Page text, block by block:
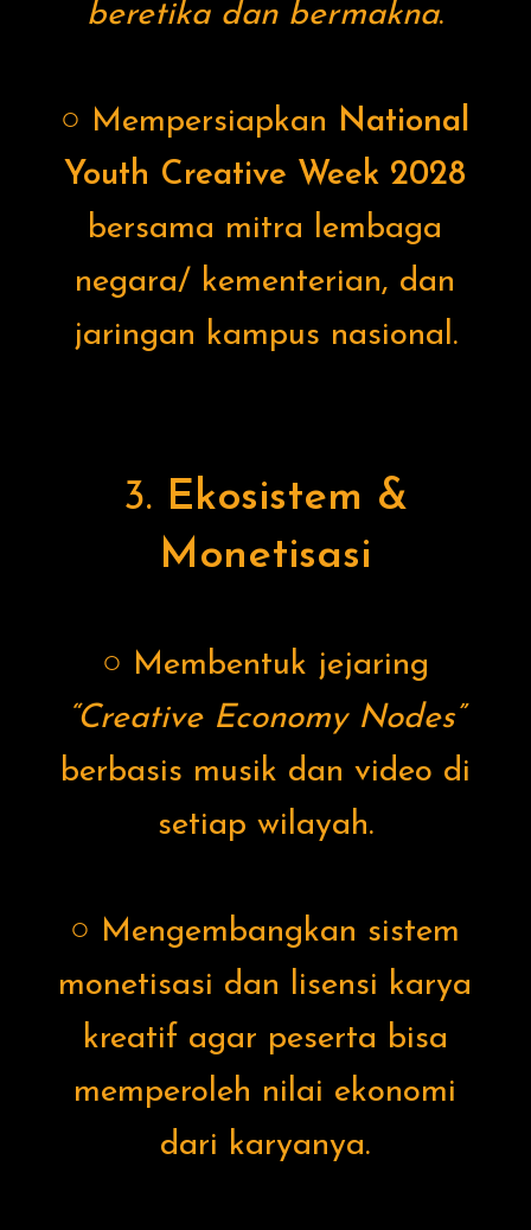
beretika dan bermakna.
○ Mempersiapkan National
Youth Creative Week 2028
bersama mitra lembaga
negara/ kementerian, dan
jaringan kampus nasional.
3.Ekosistem &
Monetisasi
○ Membentuk jejaring
“Creative Economy Nodes”
berbasis musik dan video di
setiap wilayah.
○ Mengembangkan sistem
monetisasi dan lisensi karya
kreatif agar peserta bisa
memperoleh nilai ekonomi
dari karyanya.